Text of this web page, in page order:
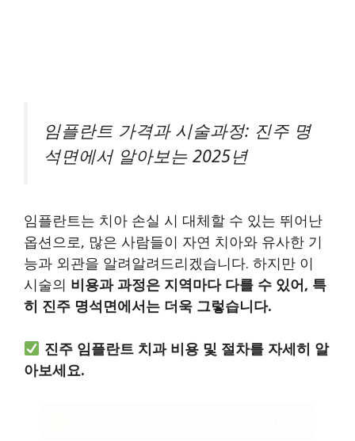
임플란트 가격과 시술과정: 진주 명
석면에서 알아보는 2025년
임플란트는 치아 손실 시 대체할 수 있는 뛰어난
옵션으로, 많은 사람들이 자연 치아와 유사한 기
능과 외관을 알려알려드리겠습니다. 하지만 이
시술의 비용과 과정은 지역마다 다를 수 있어, 특
히 진주 명석면에서는 더욱 그렇습니다.
진주 임플란트 치과 비용 및 절차를 자세히 알
아보세요.